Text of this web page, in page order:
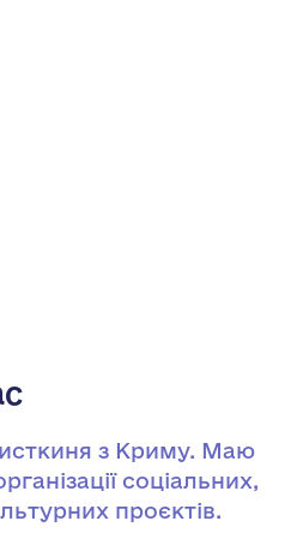
з Криму. Маю
соціальних,
проєктів.